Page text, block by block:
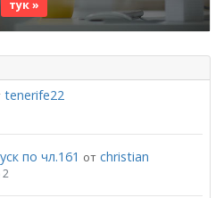
тук »
tenerife22
по чл.161 от christian
2